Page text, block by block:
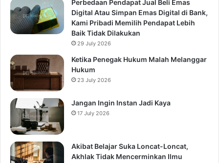
Perbedaan Pendapat Jual Beli Emas
Digital Atau Simpan Emas Digital di Bank,
Kami Pribadi Memilih Pendapat Lebih
Baik Tidak Dilakukan
29 July 2026
Ketika Penegak Hukum Malah Melanggar
Hukum
23 July 2026
Jangan Ingin Instan Jadi Kaya
17 July 2026
Akibat Belajar Suka Loncat-Loncat,
Akhlak Tidak Mencerminkan Ilmu